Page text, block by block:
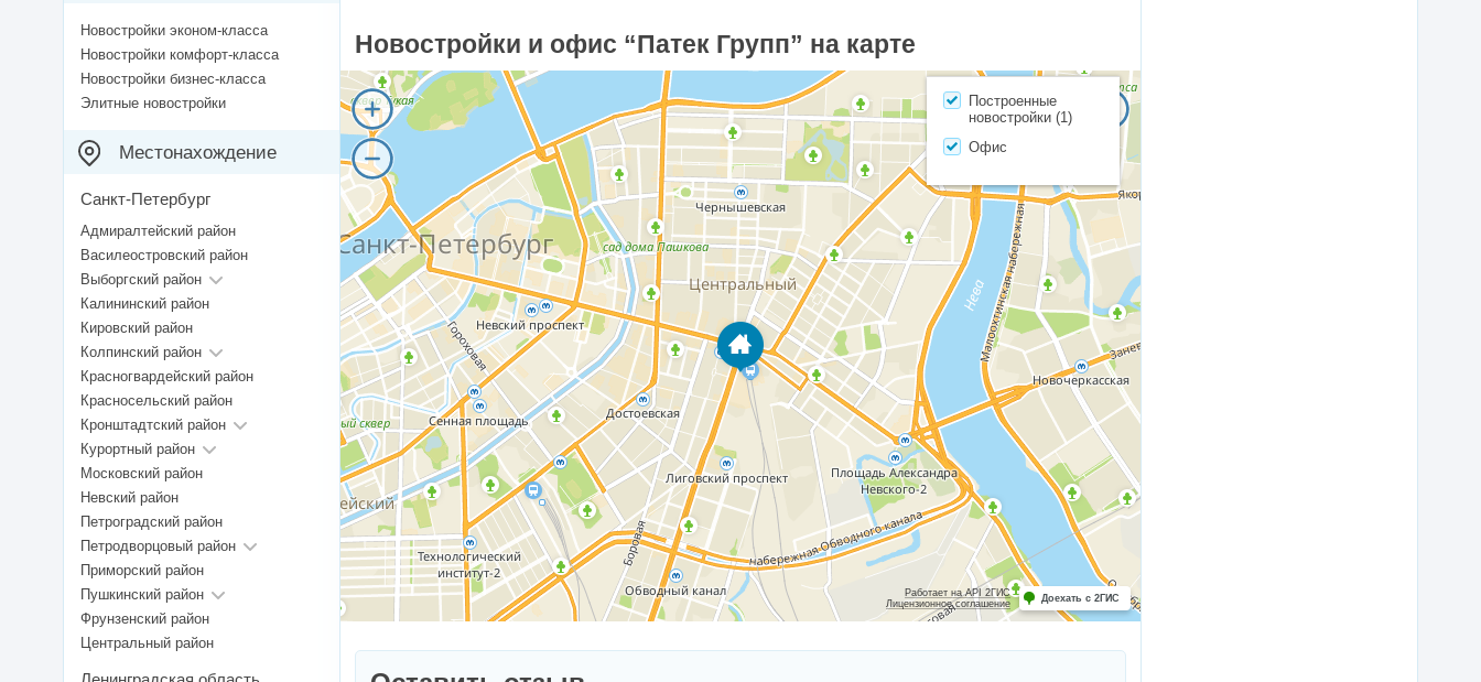
Новостройки и офис “Патек Групп” на карте
Построенные
новостройки (1)
Офис
Работает на API 2ГИС
Лицензионное соглашение
Доехать с 2ГИС
Новостройки эконом-класса
Новостройки комфорт-класса
Новостройки бизнес-класса
Элитные новостройки
Местонахождение
Санкт-Петербург
Адмиралтейский район
Василеостровский район
Выборгский район
Калининский район
Кировский район
Колпинский район
Красногвардейский район
Красносельский район
Кронштадтский район
Курортный район
Московский район
Невский район
Петроградский район
Петродворцовый район
Приморский район
Пушкинский район
Фрунзенский район
Центральный район